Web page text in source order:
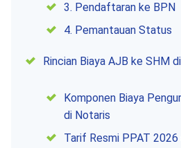
3. Pendaftaran ke BPN
4. Pemantauan Status
Rincian Biaya AJB ke SHM
Komponen Biaya
di Notaris
Tarif Resmi PPAT